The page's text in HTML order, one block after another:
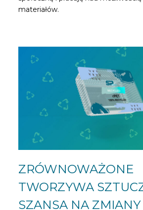
materiałów.
ZRÓWNOWAŻONE
TWORZYWA
SZANSA NA ZMIANY